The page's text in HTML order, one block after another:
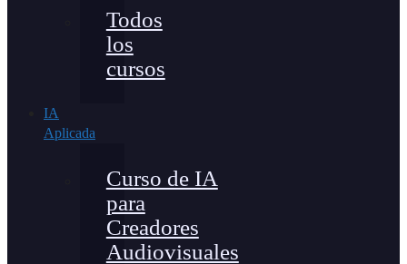
Todos
los
cursos
IA
Aplicada
Curso de IA
para
Creadores
Audiovisuales